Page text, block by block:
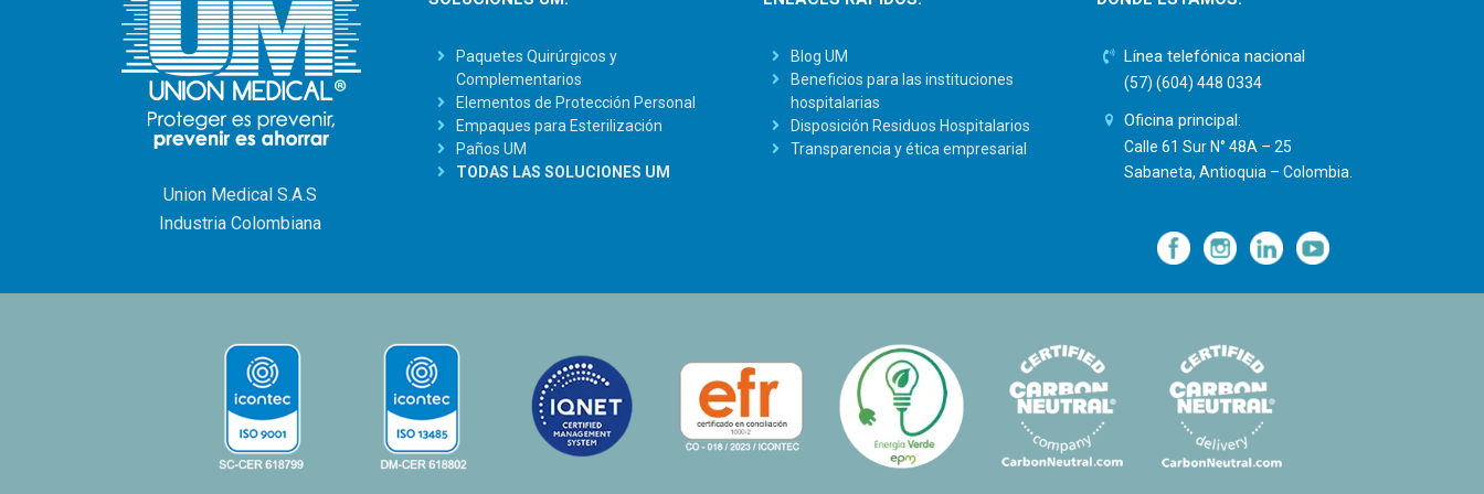
Union Medical S.A.S
Industria Colombiana
Paquetes Quirúrgicos y
Complementarios
Elementos de Protección Personal
Empaques para Esterilización
Paños UM
TODAS LAS SOLUCIONES UM
Blog UM
Beneficios para las instituciones
hospitalarias
Disposición Residuos Hospitalarios
Transparencia y ética empresarial
Línea telefónica nacional
(57) (604) 448 0334
Oficina principal:
Calle 61 Sur N° 48A – 25
Sabaneta, Antioquia – Colombia.